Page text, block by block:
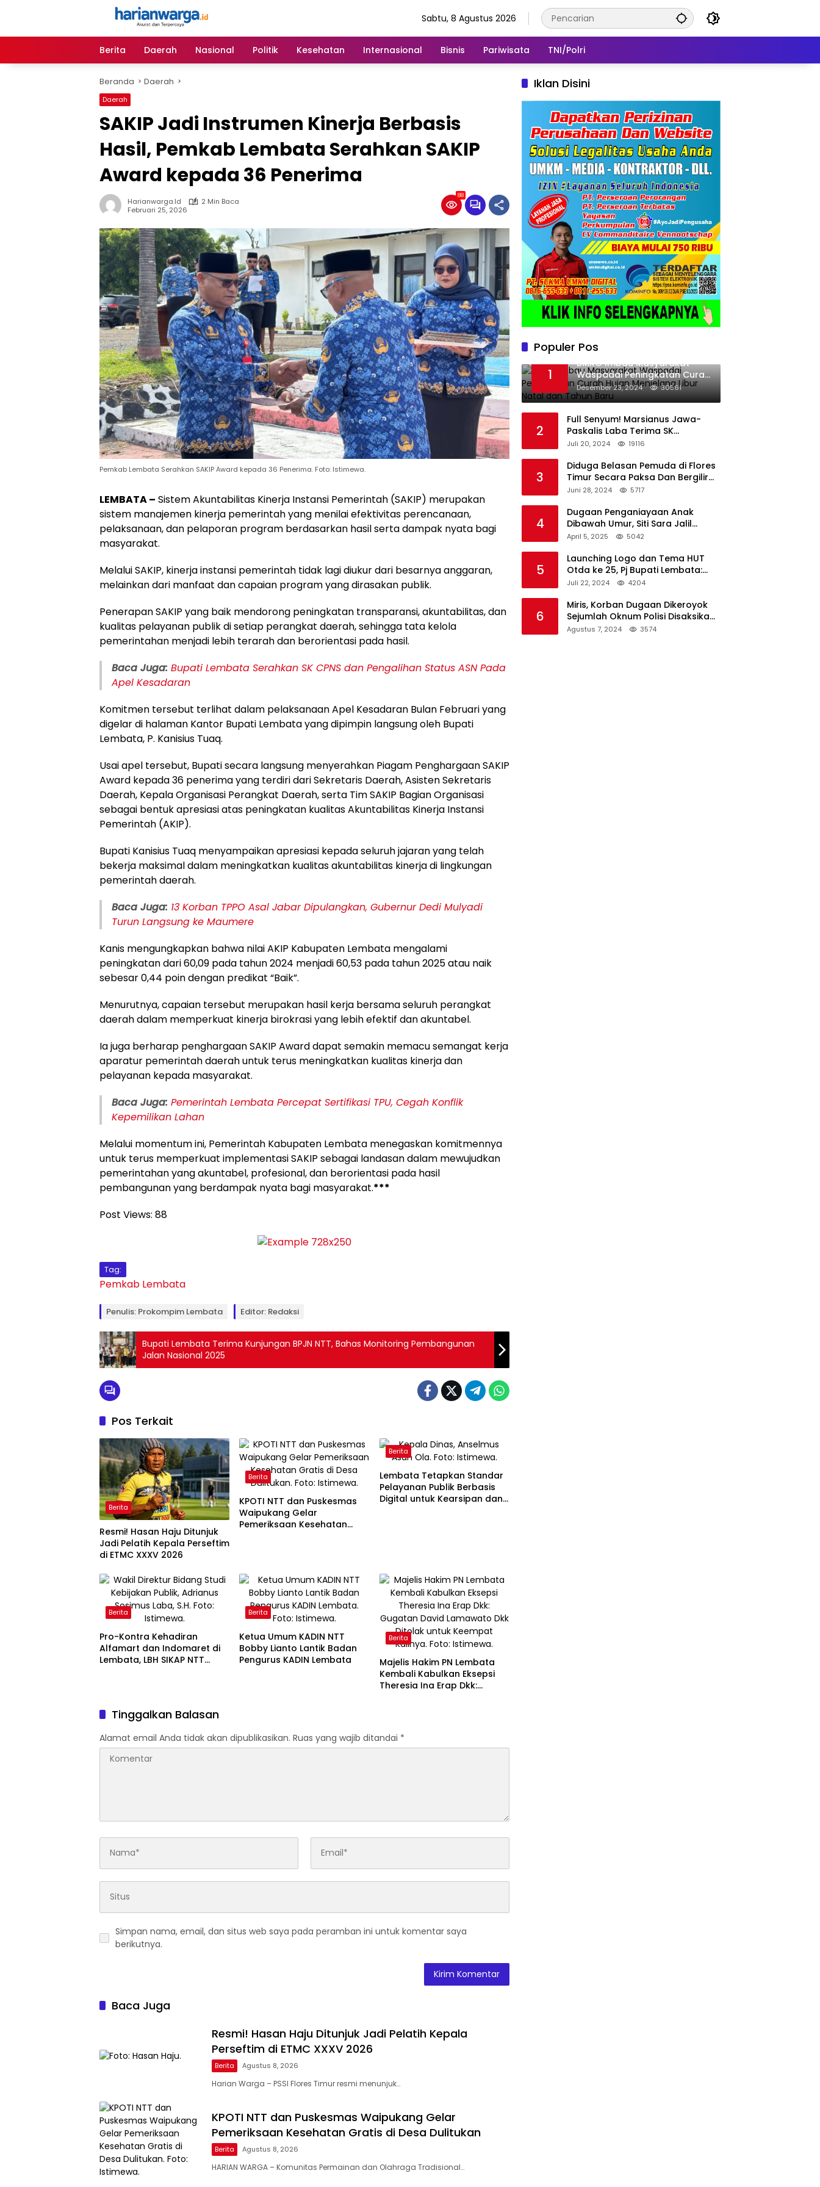
Sabtu, 8 Agustus 2026
Berita Daerah Nasional Politik Kesehatan Internasional Bisnis Pariwisata TNI/Polri
Beranda Daerah
Daerah
SAKIP Jadi Instrumen Kinerja Berbasis
Hasil, Pemkab Lembata Serahkan SAKIP
Award kepada 36 Penerima
Harianwarga.id
2 Min Baca
Februari 25, 2026
88
Pemkab Lembata Serahkan SAKIP Award kepada 36 Penerima. Foto: Istimewa.
LEMBATA – Sistem Akuntabilitas Kinerja Instansi Pemerintah (SAKIP) merupakan
sistem manajemen kinerja pemerintah yang menilai efektivitas perencanaan,
pelaksanaan, dan pelaporan program berdasarkan hasil serta dampak nyata bagi
masyarakat.
Melalui SAKIP, kinerja instansi pemerintah tidak lagi diukur dari besarnya anggaran,
melainkan dari manfaat dan capaian program yang dirasakan publik.
Penerapan SAKIP yang baik mendorong peningkatan transparansi, akuntabilitas, dan
kualitas pelayanan publik di setiap perangkat daerah, sehingga tata kelola
pemerintahan menjadi lebih terarah dan berorientasi pada hasil.
Baca Juga: Bupati Lembata Serahkan SK CPNS dan Pengalihan Status ASN Pada
Apel Kesadaran
Komitmen tersebut terlihat dalam pelaksanaan Apel Kesadaran Bulan Februari yang
digelar di halaman Kantor Bupati Lembata yang dipimpin langsung oleh Bupati
Lembata, P. Kanisius Tuaq.
Usai apel tersebut, Bupati secara langsung menyerahkan Piagam Penghargaan SAKIP
Award kepada 36 penerima yang terdiri dari Sekretaris Daerah, Asisten Sekretaris
Daerah, Kepala Organisasi Perangkat Daerah, serta Tim SAKIP Bagian Organisasi
sebagai bentuk apresiasi atas peningkatan kualitas Akuntabilitas Kinerja Instansi
Pemerintah (AKIP).
Bupati Kanisius Tuaq menyampaikan apresiasi kepada seluruh jajaran yang telah
bekerja maksimal dalam meningkatkan kualitas akuntabilitas kinerja di lingkungan
pemerintah daerah.
Baca Juga: 13 Korban TPPO Asal Jabar Dipulangkan, Gubernur Dedi Mulyadi
Turun Langsung ke Maumere
Kanis mengungkapkan bahwa nilai AKIP Kabupaten Lembata mengalami
peningkatan dari 60,09 pada tahun 2024 menjadi 60,53 pada tahun 2025 atau naik
sebesar 0,44 poin dengan predikat “Baik”.
Menurutnya, capaian tersebut merupakan hasil kerja bersama seluruh perangkat
daerah dalam memperkuat kinerja birokrasi yang lebih efektif dan akuntabel.
Ia juga berharap penghargaan SAKIP Award dapat semakin memacu semangat kerja
aparatur pemerintah daerah untuk terus meningkatkan kualitas kinerja dan
pelayanan kepada masyarakat.
Baca Juga: Pemerintah Lembata Percepat Sertifikasi TPU, Cegah Konflik
Kepemilikan Lahan
Melalui momentum ini, Pemerintah Kabupaten Lembata menegaskan komitmennya
untuk terus memperkuat implementasi SAKIP sebagai landasan dalam mewujudkan
pemerintahan yang akuntabel, profesional, dan berorientasi pada hasil
pembangunan yang berdampak nyata bagi masyarakat.***
Post Views: 88
Tag:
Pemkab Lembata
Penulis: Prokompim Lembata Editor: Redaksi
Bupati Lembata Terima Kunjungan BPJN NTT, Bahas Monitoring Pembangunan
Jalan Nasional 2025
Pos Terkait
Berita
Resmi! Hasan Haju Ditunjuk
Jadi Pelatih Kepala Perseftim
di ETMC XXXV 2026
Berita
KPOTI NTT dan Puskesmas
Waipukang Gelar
Pemeriksaan Kesehatan
Berita
Lembata Tetapkan Standar
Pelayanan Publik Berbasis
Digital untuk Kearsipan dan
Berita
Pro-Kontra Kehadiran
Alfamart dan Indomaret di
Lembata, LBH SIKAP NTT
Berita
Ketua Umum KADIN NTT
Bobby Lianto Lantik Badan
Pengurus KADIN Lembata
Berita
Majelis Hakim PN Lembata
Kembali Kabulkan Eksepsi
Theresia Ina Erap Dkk:
Tinggalkan Balasan
Alamat email Anda tidak akan dipublikasikan. Ruas yang wajib ditandai *
Simpan nama, email, dan situs web saya pada peramban ini untuk komentar saya
berikutnya.
Baca Juga
Resmi! Hasan Haju Ditunjuk Jadi Pelatih Kepala
Perseftim di ETMC XXXV 2026
Berita Agustus 8, 2026
Harian Warga – PSSI Flores Timur resmi menunjuk…
KPOTI NTT dan Puskesmas Waipukang Gelar
Pemeriksaan Kesehatan Gratis di Desa Dulitukan
Berita Agustus 8, 2026
HARIAN WARGA – Komunitas Permainan dan Olahraga Tradisional…
Iklan Disini
Populer Pos
1
BMKG Imbau Masyarakat
Waspadai Peningkatan Curah
Hujan Menjelang Libur Natal
dan Tahun Baru
Desember 23, 2024 30561
2
Full Senyum! Marsianus Jawa-
Paskalis Laba Terima SK
Dukungan Resmi Untuk Pilkada
Juli 20, 2024 19116
3
Diduga Belasan Pemuda di Flores
Timur Secara Paksa Dan Bergilir
Setubuhi Gadis di Bawah Umur
Juni 28, 2024 5717
4
Dugaan Penganiayaan Anak
Dibawah Umur, Siti Sara Jalil
Seorang Warga Desa Normal 1
April 5, 2025 5042
5
Launching Logo dan Tema HUT
Otda ke 25, Pj Bupati Lembata:
Tema ini Bukan Sekedar Refleksi
Juli 22, 2024 4204
6
Miris, Korban Dugaan Dikeroyok
Sejumlah Oknum Polisi Disaksikan
Istri
Agustus 7, 2024 3574